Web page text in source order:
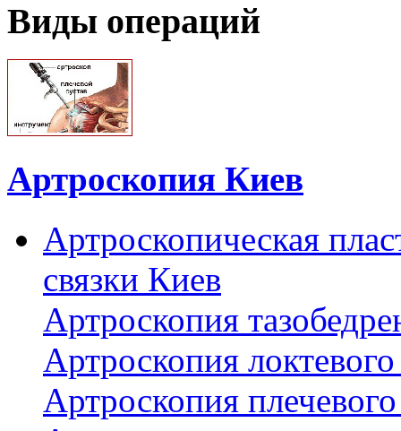
Виды операций
Артроскопия Киев
Артроскопическая
связки Киев
Артроскопия
Артроскопия
Артроскопия